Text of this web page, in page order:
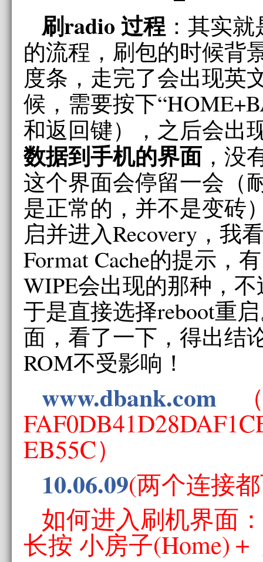
刷radio 过程 ：其实
的流程，刷包的时候背
度条，走完了会出现英
候，需要按下
和返回键），之后会出
数据到手机的界面，没
这个界面会停留一会（
是正常的，并不是变砖
启并进入Recovery，我
Format Cache的提示，
WIPE会出现的那种，
于是直接选择reboot重
面，看了一下，得出结
ROM不受影响！
www.dbank.com（
EB55C）
10.06.09(两个连接
如何进入刷机界面
长按 小房子(Home)